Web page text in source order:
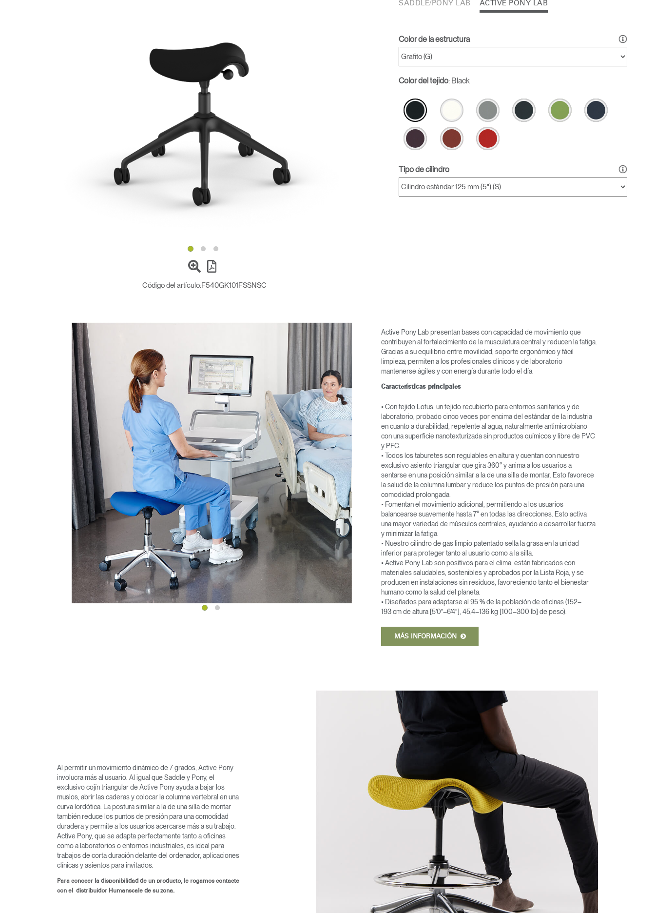
Registro Crear una cuenta
Close
Dialog
Código del artículo:F540GK101FSSNSC
SADDLE/PONY LAB ACTIVE PONY LAB
Color de la estructura
Color del tejido: Black
Tipo de cilindro
Active Pony Lab presentan bases con capacidad de movimiento que
contribuyen al fortalecimiento de la musculatura central y reducen la fatiga.
Gracias a su equilibrio entre movilidad, soporte ergonómico y fácil
limpieza, permiten a los profesionales clínicos y de laboratorio
mantenerse ágiles y con energía durante todo el día.
Características principales
• Con tejido Lotus, un tejido recubierto para entornos sanitarios y de
laboratorio, probado cinco veces por encima del estándar de la industria
en cuanto a durabilidad, repelente al agua, naturalmente antimicrobiano
con una superficie nanotexturizada sin productos químicos y libre de PVC
y PFC.
• Todos los taburetes son regulables en altura y cuentan con nuestro
exclusivo asiento triangular que gira 360° y anima a los usuarios a
sentarse en una posición similar a la de una silla de montar. Esto favorece
la salud de la columna lumbar y reduce los puntos de presión para una
comodidad prolongada.
• Fomentan el movimiento adicional, permitiendo a los usuarios
balancearse suavemente hasta 7° en todas las direcciones. Esto activa
una mayor variedad de músculos centrales, ayudando a desarrollar fuerza
y minimizar la fatiga.
• Nuestro cilindro de gas limpio patentado sella la grasa en la unidad
inferior para proteger tanto al usuario como a la silla.
• Active Pony Lab son positivos para el clima, están fabricados con
materiales saludables, sostenibles y aprobados por la Lista Roja, y se
producen en instalaciones sin residuos, favoreciendo tanto el bienestar
humano como la salud del planeta.
• Diseñados para adaptarse al 95 % de la población de oficinas (152–
193 cm de altura [5’0”–6’4”], 45,4–136 kg [100–300 lb] de peso).
MÁS INFORMACIÓN
Al permitir un movimiento dinámico de 7 grados, Active Pony
involucra más al usuario. Al igual que Saddle y Pony, el
exclusivo cojín triangular de Active Pony ayuda a bajar los
muslos, abrir las caderas y colocar la columna vertebral en una
curva lordótica. La postura similar a la de una silla de montar
también reduce los puntos de presión para una comodidad
duradera y permite a los usuarios acercarse más a su trabajo.
Active Pony, que se adapta perfectamente tanto a oficinas
como a laboratorios o entornos industriales, es ideal para
trabajos de corta duración delante del ordenador, aplicaciones
clínicas y asientos para invitados.
Para conocer la disponibilidad de un producto, le rogamos contacte
con el distribuidor Humanscale de su zona.